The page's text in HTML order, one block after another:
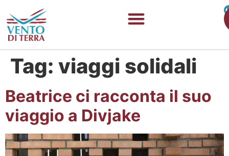
Tag: viaggi solidali
Beatrice ci racconta il suo
viaggio a Divjake